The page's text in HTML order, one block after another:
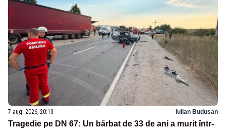
7 aug. 2026, 20:13 Iulian Budusan
Tragedie pe DN 67: Un bărbat de 33 de ani a murit într-